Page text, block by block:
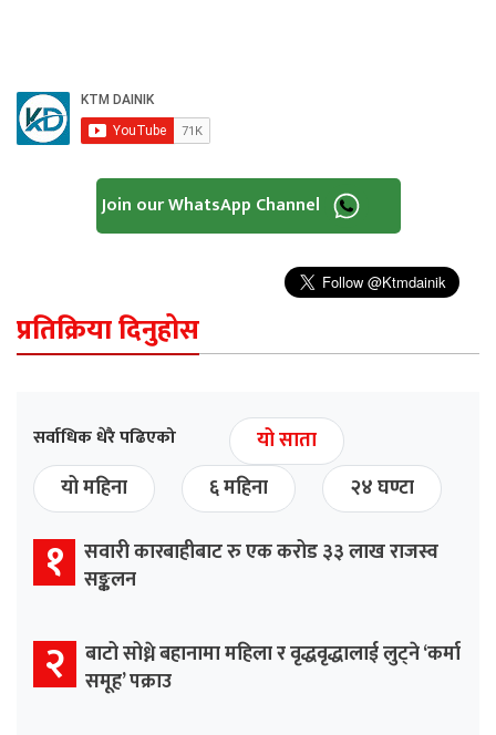
Join our WhatsApp Channel
प्रतिक्रिया दिनुहोस
सर्वाधिक धेरै पढिएको
यो साता
यो महिना
६ महिना २४ घण्टा
१
सवारी कारबाहीबाट रु एक करोड ३३ लाख राजस्व
सङ्कलन
२
बाटो सोध्ने बहानामा महिला र वृद्धवृद्धालाई लुट्ने ‘कर्मा
समूह’ पक्राउ